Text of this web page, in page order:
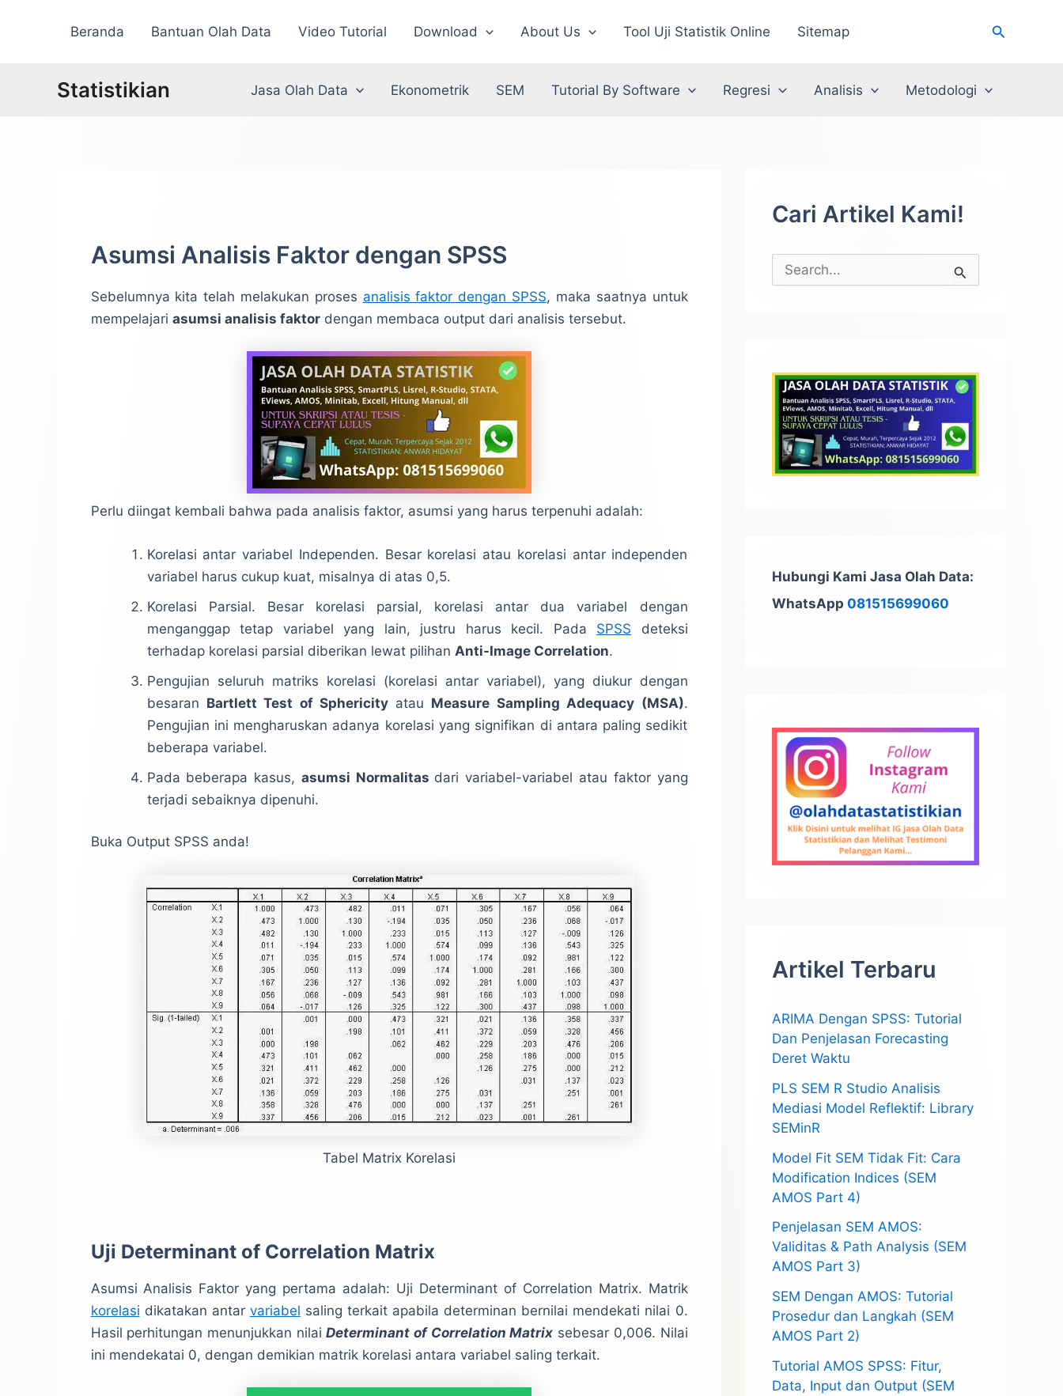
Beranda Bantuan Olah Data Video Tutorial Download About Us Tool Uji Statistik Online Sitemap Cari
Statistikian Jasa Olah Data Ekonometrik SEM Tutorial By Software Regresi Analisis Metodologi
Asumsi Analisis Faktor dengan SPSS
Sebelumnya kita telah melakukan proses analisis faktor dengan SPSS, maka saatnya untuk
mempelajari asumsi analisis faktordengan membaca output dari analisis tersebut.
Perlu diingat kembali bahwa pada analisis faktor, asumsi yang harus terpenuhi adalah:
Korelasi antar variabel Independen. Besar korelasi atau korelasi antar independen
variabel harus cukup kuat, misalnya di atas 0,5.
Korelasi Parsial. Besar korelasi parsial, korelasi antar dua variabel dengan
menganggap tetap variabel yang lain, justru harus kecil. Pada SPSS deteksi
terhadap korelasi parsial diberikan lewat pilihan Anti-Image Correlation.
Pengujian seluruh matriks korelasi (korelasi antar variabel), yang diukur dengan
besaran Bartlett Test of Sphericity atau Measure Sampling Adequacy (MSA).
Pengujian ini mengharuskan adanya korelasi yang signifikan di antara paling sedikit
beberapa variabel.
Pada beberapa kasus, asumsi Normalitas dari variabel-variabel atau faktor yang
terjadi sebaiknya dipenuhi.
Buka Output SPSS anda!
Tabel Matrix Korelasi
Uji Determinant of Correlation Matrix
Asumsi Analisis Faktor yang pertama adalah: Uji Determinant of Correlation Matrix. Matrik
korelasi dikatakan antar variabel saling terkait apabila determinan bernilai mendekati nilai 0.
Hasil perhitungan menunjukkan nilaiDeterminant of Correlation Matrix sebesar 0,006. Nilai
ini mendekatai 0, dengan demikian matrik korelasi antara variabel saling terkait.
Cari Artikel Kami!
u
Hubungi Kami Jasa Olah Data:
WhatsApp 081515699060
Artikel Terbaru
ARIMA Dengan SPSS: Tutorial
Dan Penjelasan Forecasting
Deret Waktu
PLS SEM R Studio Analisis
Mediasi Model Reflektif: Library
SEMinR
Model Fit SEM Tidak Fit: Cara
Modification Indices (SEM
AMOS Part 4)
Penjelasan SEM AMOS:
Validitas & Path Analysis (SEM
AMOS Part 3)
SEM Dengan AMOS: Tutorial
Prosedur dan Langkah (SEM
AMOS Part 2)
Tutorial AMOS SPSS: Fitur,
Data, Input dan Output (SEM